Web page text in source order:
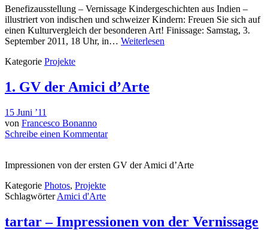
Benefizausstellung – Vernissage Kindergeschichten aus Indien –
illustriert von indischen und schweizer Kindern: Freuen Sie sich auf
einen Kulturvergleich der besonderen Art! Finissage: Samstag, 3.
September 2011, 18 Uhr, in… Weiterlesen
Kategorie Projekte
1. GV der Amici d’Arte
15 Juni ’11
von Francesco Bonanno
Schreibe einen Kommentar
Impressionen von der ersten GV der Amici d’Arte
Kategorie Photos, Projekte
SchlagwörterAmici d'Arte
tartar – Impressionen von der Vernissage